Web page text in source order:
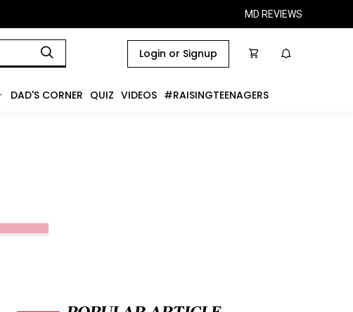
MD REVIEWS
Login or Signup
DAD'S CORNER QUIZ VIDEOS #RAISINGTEENAGERS